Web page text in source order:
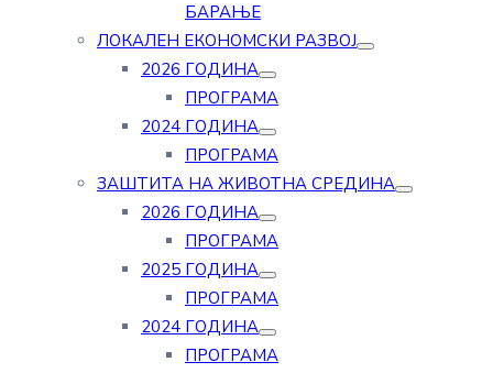
БАРАЊЕ
ЛОКАЛЕН ЕКОНОМСКИ РАЗВОЈ
2026 ГОДИНА
ПРОГРАМА
2024 ГОДИНА
ПРОГРАМА
ЗАШТИТА НА ЖИВОТНА СРЕДИНА
2026 ГОДИНА
ПРОГРАМА
2025 ГОДИНА
ПРОГРАМА
2024 ГОДИНА
ПРОГРАМА